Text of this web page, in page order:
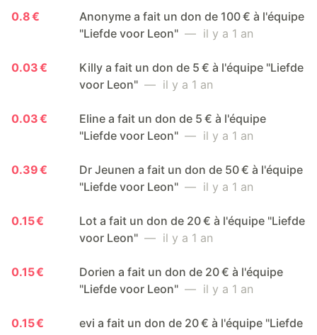
0.8 €
Anonyme a fait un don de 100 € à l'équipe
"Liefde voor Leon" — il y a 1 an
0.03 €
Killy a fait un don de 5 € à l'équipe "Liefde
voor Leon" — il y a 1 an
0.03 €
Eline a fait un don de 5 € à l'équipe
"Liefde voor Leon" — il y a 1 an
0.39 €
Dr Jeunen a fait un don de 50 € à l'équipe
"Liefde voor Leon" — il y a 1 an
0.15 €
Lot a fait un don de 20 € à l'équipe "Liefde
voor Leon" — il y a 1 an
0.15 €
Dorien a fait un don de 20 € à l'équipe
"Liefde voor Leon" — il y a 1 an
0.15 €
evi a fait un don de 20 € à l'équipe "Liefde